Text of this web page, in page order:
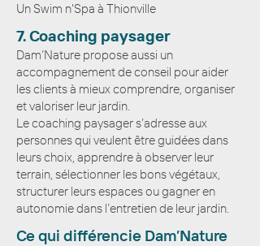
Un Swim n'Spa à Thionville
7. Coaching paysager
Dam’Nature propose aussi un
accompagnement de conseil pour aider
les clients à mieux comprendre, organiser
et valoriser leur jardin.
Le coaching paysager s’adresse aux
personnes qui veulent être guidées dans
leurs choix, apprendre à observer leur
terrain, sélectionner les bons végétaux,
structurer leurs espaces ou gagner en
autonomie dans l’entretien de leur jardin.
Ce qui différencie Dam’Nature